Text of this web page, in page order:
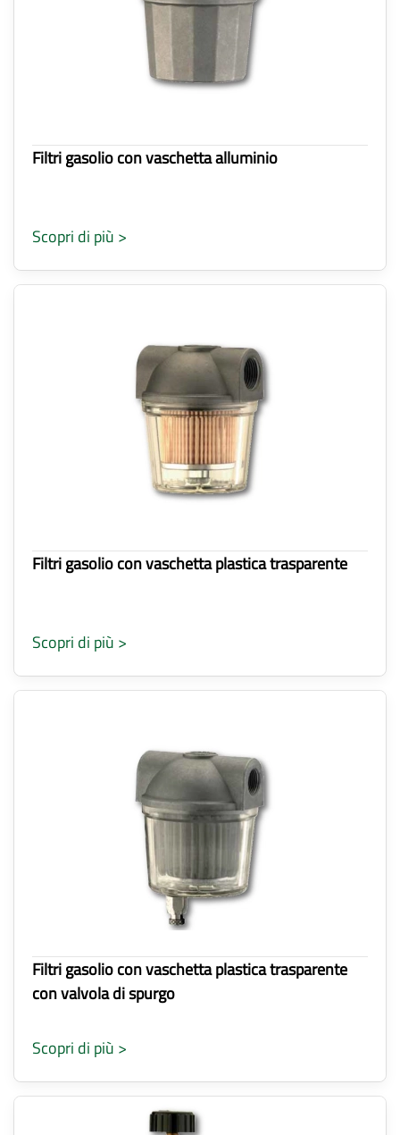
Filtri gasolio con vaschetta alluminio
Scopri di più >
Filtri gasolio con vaschetta plastica trasparente
Scopri di più >
Filtri gasolio con vaschetta plastica trasparente
con valvola di spurgo
Scopri di più >